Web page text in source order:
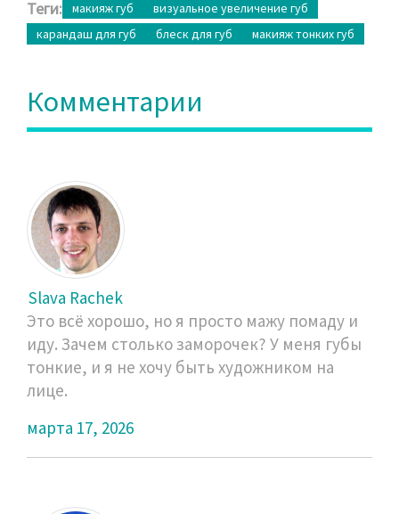
Теги: макияж губ
визуальное увеличение губ
карандаш для губ
блеск для губ макияж тонких губ
Комментарии
Slava Rachek
Это всё хорошо, но я просто мажу помаду и
иду. Зачем столько заморочек? У меня губы
тонкие, и я не хочу быть художником на
лице.
марта 17, 2026